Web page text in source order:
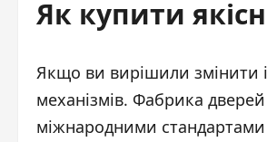
Як купити
Якщо ви вирішили змінити
механізмів. Фабрика
міжнародними стандартами